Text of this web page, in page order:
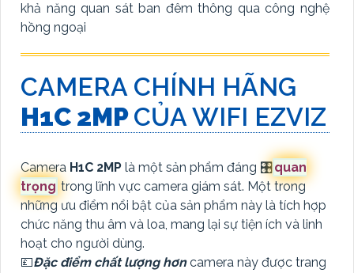
khả năng quan sát ban đêm thông qua công nghệ
hồng ngoại
CAMERA CHÍNH HÃNG
H1C 2MPCỦA WIFI EZVIZ
Camera H1C 2MP là một sản phẩm đáng 🎛quan
trọng trong lĩnh vực camera giám sát. Một trong
những ưu điểm nổi bật của sản phẩm này là tích hợp
chức năng thu âm và loa, mang lại sự tiện ích và linh
hoạt cho người dùng.
💷Đặc điểm chất lượng hơncamera này được trang